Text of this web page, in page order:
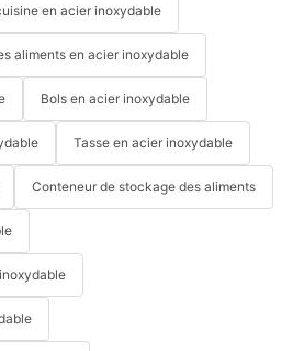
en acier inoxydable
aliments en acier inoxydable
Bols en acier inoxydable
Tasse en acier inoxydable
Conteneur de stockage des aliments